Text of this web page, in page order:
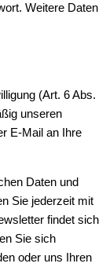
Weitere Daten
(Art. 6 Abs.
unseren
E-Mail an Ihre
Daten und
Sie jederzeit mit
findet sich
Sie sich
oder uns Ihren